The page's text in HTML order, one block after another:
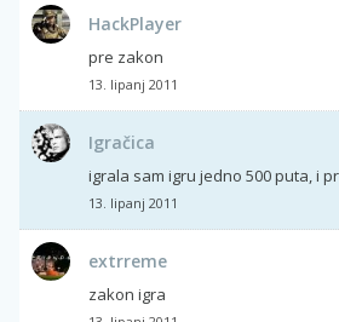
HackPlayer
pre zakon
13. lipanj 2011
Igračica
igrala sam igru jedno 500 puta, i
13. lipanj 2011
extrreme
zakon igra